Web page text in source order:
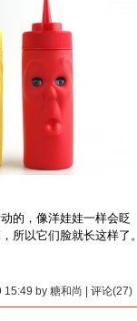
的，像洋娃娃一样会眨
所以它们脸就长这样了。
15:49 by 糖和尚 | 评论(27)